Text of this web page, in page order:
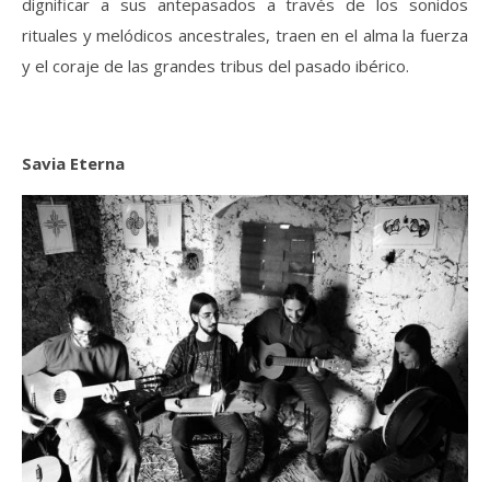
dignificar a sus antepasados a través de los sonidos
rituales y melódicos ancestrales, traen en el alma la fuerza
y el coraje de las grandes tribus del pasado ibérico.
Savia Eterna